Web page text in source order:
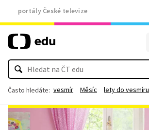
portály České televize
Často hledáte: vesmír Měsíc lety do vesmíru